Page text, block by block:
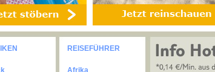
REISEFÜHRER
Afrika